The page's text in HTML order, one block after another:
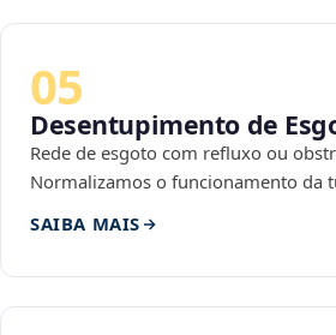
05
Desentupimento de
Rede de esgoto com refluxo ou
Normalizamos o funcionamento da
SAIBA MAIS